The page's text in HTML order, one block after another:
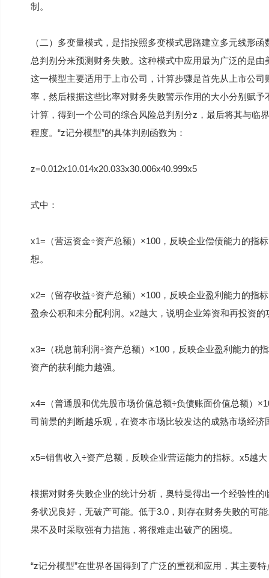
制。
（二）多变量模式，是指按照多变模式思路建立多元线形
总判别分来预测财务失败。这种模式中应用最为广泛的是
这一模型主要适用于上市公司，计算步骤是首先从上市公
率，然后根据这些比率对财务失败警示作用的大小分别赋
计算，得到一个公司的综合风险总判别分z，最后将其与临
程度。“z记分模型”的具体判别函数为：
z=0.012x10.014x20.033x30.006x40.999x5
式中：
x1=（营运资金÷资产总额）×100，反映企业偿债能力的指
想。
x2=（留存收益÷资产总额）×100，反映企业盈利能力的指
盈余公积和未分配利润。x2越大，说明企业筹资和再投资的
x3=（税息前利润÷资产总额）×100，反映企业盈利能力的
资产的获利能力越强。
x4=（普通股和优先股市场价值总额÷负债账面价值总额）
司前景的判断越乐观，在资本市场比较发达的成熟市场经
x5=销售收入÷资产总额，反映企业营运能力的指标。x5越
根据对财务失败企业的统计分析，奥特曼得出一个经验性
务状况良好，无破产可能。低于3.0，则存在财务失败的可
果不及时采取强有力措施，将很难走出破产的困境。
“z记分模型”在世界各国得到了广泛的重视和应用，其主要